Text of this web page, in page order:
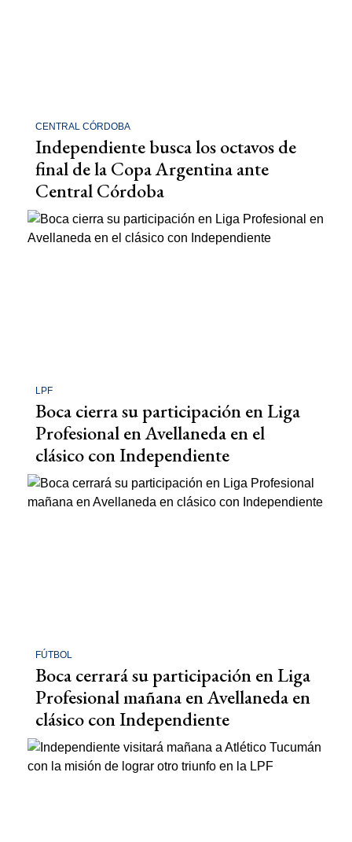
CENTRAL CÓRDOBA
Independiente busca los octavos de
final de la Copa Argentina ante
Central Córdoba
LPF
Boca cierra su participación en Liga
Profesional en Avellaneda en el
clásico con Independiente
FÚTBOL
Boca cerrará su participación en Liga
Profesional mañana en Avellaneda en
clásico con Independiente